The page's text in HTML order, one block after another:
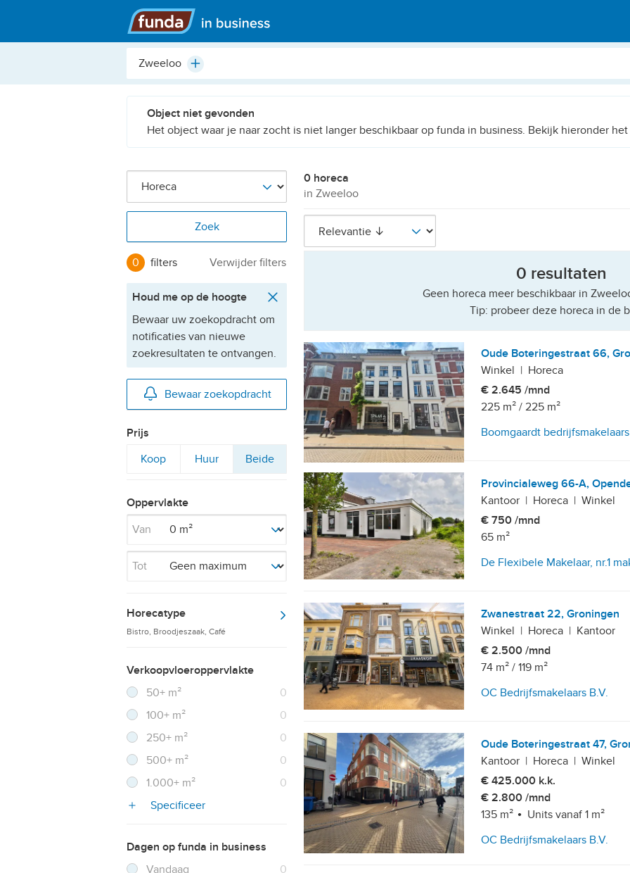
Hoofdmenu
Plaats,
Plus
Object niet gevonden
Het object waar je naar zocht is niet langer beschikbaar op funda in business. Bekijk hieronder
Zoek
0 filters Verwijder filters
Houd me op de hoogte
Bewaar uw zoekopdracht om
notificaties van nieuwe
zoekresultaten te ontvangen.
Bewaar zoekopdracht
Prijs
Filter
Koop
Filter
Huur
Filter
op
Beide
Oppervlakte
Van
Tot
Horecatype
Bistro, Broodjeszaak, Café
Verkoopvloeroppervlakte
Filter verwijderen
50+ m² 0
Resultaten
100+ m²
0
Resultaten
250+ m²
0
Resultaten
500+ m²
0
Resultaten
1.000+ m²
0
Resultaten
Specificeer
Dagen op funda in business
Filter verwijderen
Vandaag 0
0 horeca
in Zweeloo
0 resultaten
Geen horeca meer beschikbaar in
Tip: probeer deze horeca in de
Oude Boteringestraat 66,
Winkel | Horeca
€ 2.645 /mnd
225 m² / 225 m²
Boomgaardt bedrijfsmakelaars
Provincialeweg 66-A,
Kantoor | Horeca | Winkel
€ 750 /mnd
65 m²
De Flexibele Makelaar, nr.1
Zwanestraat 22, Groningen
Winkel | Horeca | Kantoor
€ 2.500 /mnd
74 m² / 119 m²
OC Bedrijfsmakelaars B.V.
Oude Boteringestraat 47,
Kantoor | Horeca | Winkel
€ 425.000 k.k.
€ 2.800 /mnd
135 m²
Units vanaf 1 m²
OC Bedrijfsmakelaars B.V.